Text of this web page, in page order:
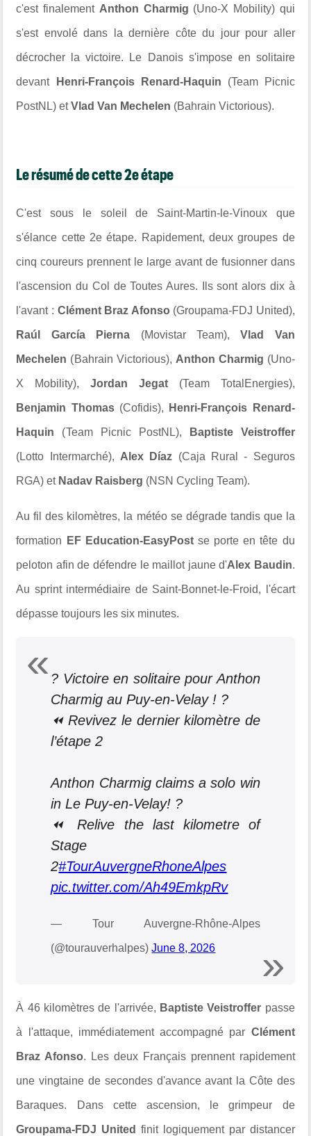
c'est finalement Anthon Charmig (Uno-X Mobility) qui
s'est envolé dans la dernière côte du jour pour aller
décrocher la victoire. Le Danois s'impose en solitaire
devant Henri-François Renard-Haquin (Team Picnic
PostNL) etVlad Van Mechelen (Bahrain Victorious).
Le résumé de cette 2e étape
C'est sous le soleil de Saint-Martin-le-Vinouxque
s'élance cette 2e étape. Rapidement, deux groupes de
cinq coureurs prennent le large avant de fusionner dans
l'ascension du Col de Toutes Aures. Ils sont alors dix à
l'avant : Clément Braz Afonso (Groupama-FDJ United),
Raúl García Pierna (Movistar Team),Vlad Van
Mechelen (Bahrain Victorious), Anthon Charmig (Uno-
X Mobility),Jordan Jegat(Team TotalEnergies),
Benjamin Thomas(Cofidis), Henri-François Renard-
Haquin (Team Picnic PostNL), Baptiste Veistroffer
(Lotto Intermarché), Alex Díaz (Caja Rural - Seguros
RGA) et Nadav Raisberg (NSN Cycling Team).
Au fil des kilomètres, la météo se dégrade tandis que la
formation EF Education-EasyPost se porte en tête du
peloton afin de défendre le maillot jaune d'Alex Baudin.
Au sprint intermédiaire de Saint-Bonnet-le-Froid, l'écart
dépasse toujours les six minutes.
? Victoire en solitaire pour Anthon
Charmig au Puy-en-Velay ! ?
⏪ Revivez le dernier kilomètre de
l’étape 2
Anthon Charmig claims a solo win
in Le Puy-en-Velay! ?
⏪ Relive the last kilometre of
Stage
2#TourAuvergneRhoneAlpes
pic.twitter.com/Ah49EmkpRv
— Tour Auvergne-Rhône-Alpes
(@tourauverhalpes)June 8, 2026
À 46 kilomètres de l'arrivée, Baptiste Veistroffer passe
à l'attaque, immédiatement accompagné par Clément
Braz Afonso. Les deux Français prennent rapidement
une vingtaine de secondes d'avance avant la Côte des
Baraques. Dans cette ascension, le grimpeur de
Groupama-FDJ United finit logiquement par distancer